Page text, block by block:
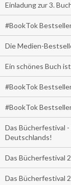
Einladung zur 3.
#BookTok
Die Medien-
Ein schönes Buch
#BookTok
#BookTok
Das Bücherfestival
Deutschlands!
Das Bücherfestival
Das Bücherfestival